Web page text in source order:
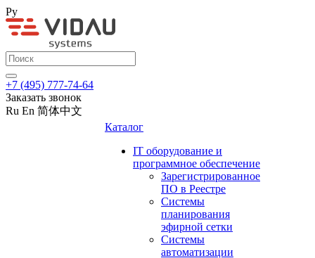
Ру
+7 (495) 777-74-64
Заказать звонок
Ru En 简体中文
Каталог
IT оборудование и
программное обеспечение
Зарегистрированное
ПО в Реестре
Системы
планирования
эфирной сетки
Системы
автоматизации